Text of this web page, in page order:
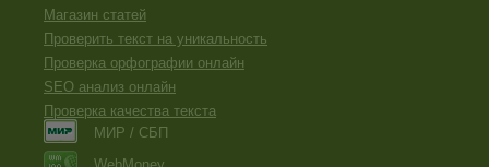
Магазин статей
Проверить текст на уникальность
Проверка орфографии онлайн
SEO анализ онлайн
Проверка качества текста
МИР / СБП